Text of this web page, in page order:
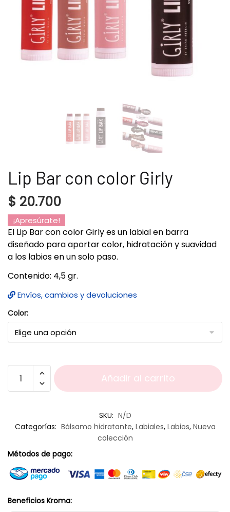
Lip Bar con color Girly
$ 20.700
¡Apresúrate!
El Lip Bar con color Girly es un labial en barra
diseñado para aportar color, hidratación y suavidad
a los labios en un solo paso.
Contenido: 4,5 gr.
Envíos, cambios y devoluciones
Color:
Añadir al carrito
SKU: N/D
Categorías: Bálsamo hidratante, Labiales, Labios, Nueva
colección
Métodos de pago:
Beneficios Kroma: